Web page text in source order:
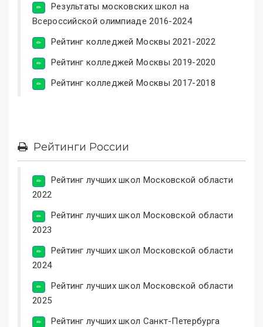
Результаты московских школ на
Всероссийской олимпиаде 2016-2024
Рейтинг колледжей Москвы 2021-2022
Рейтинг колледжей Москвы 2019-2020
Рейтинг колледжей Москвы 2017-2018
Рейтинги России
Рейтинг лучших школ Московской области
2022
Рейтинг лучших школ Московской области
2023
Рейтинг лучших школ Московской области
2024
Рейтинг лучших школ Московской области
2025
Рейтинг лучших школ Санкт-Петербурга